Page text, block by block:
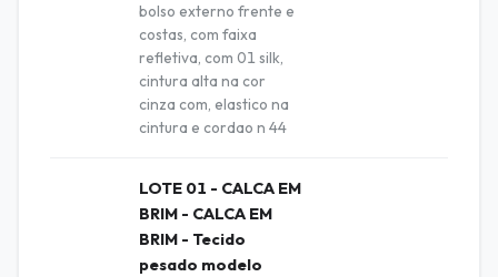
bolso externo frente e
costas, com faixa
refletiva, com 01 silk,
cintura alta na cor
cinza com, elastico na
cintura e cordao n 44
LOTE 01 - CALCA EM
BRIM - CALCA EM
BRIM - Tecido
pesado modelo